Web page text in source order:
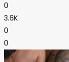
0
3.6K
0
0